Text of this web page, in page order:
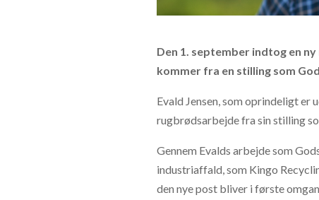
Den 1. september indtog en
kommer fra en stilling som
Evald Jensen, som oprindeligt
rugbrødsarbejde fra sin stilling
Gennem Evalds arbejde som
industriaffald, som Kingo
den nye post bliver i første